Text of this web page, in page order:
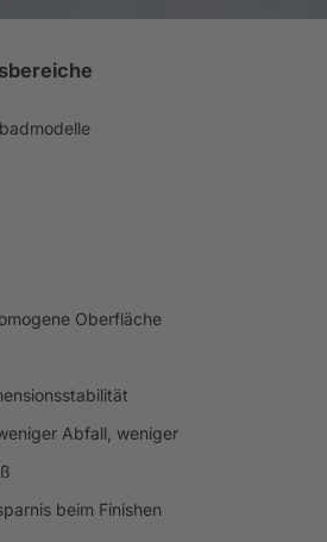
Oberfläche
Abfall, weniger
beim Finishen